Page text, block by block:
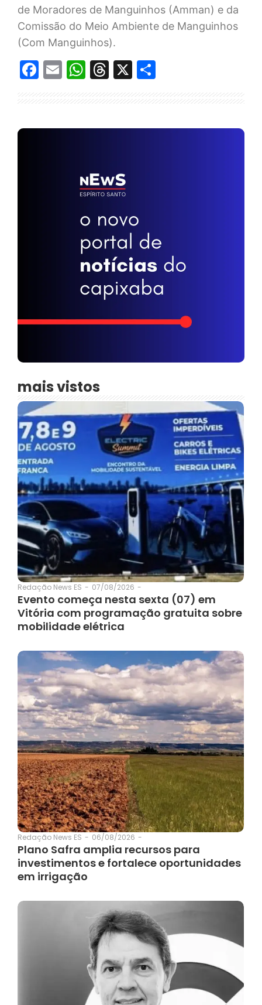
de Moradores de Manguinhos (Amman) e da
Comissão do Meio Ambiente de Manguinhos
(Com Manguinhos).
Facebook
EmailWhatsApp
Threads
X
mais vistos
Redação News ES - 07/08/2026 -
Evento começa nesta sexta (07) em
Vitória com programação gratuita sobre
mobilidade elétrica
Redação News ES - 06/08/2026 -
Plano Safra amplia recursos para
investimentos e fortalece oportunidades
em irrigação